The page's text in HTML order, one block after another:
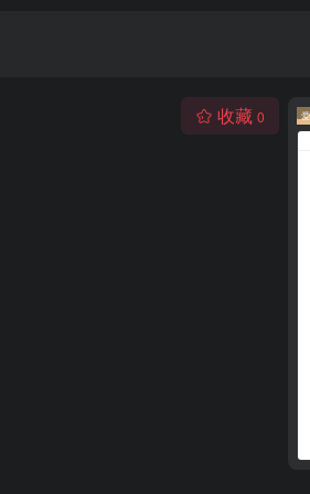
收藏 0